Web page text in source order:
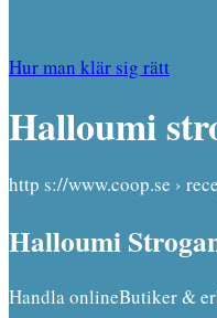
Hur man klär sig rätt
Halloumi
http s://www.coop.se ›
Halloumi
Handla onlineButiker &